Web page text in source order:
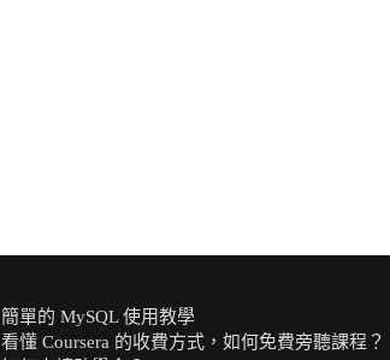
簡單的 MySQL 使用教學
看懂 Coursera 的收費方式，如何免費旁聽課程？